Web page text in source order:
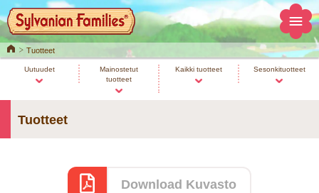
HomeTuotteet
Uutuudet
Mainostetut
tuotteet
Kaikki tuotteet Sesonkituotteet
Tuotteet
Download Kuvasto